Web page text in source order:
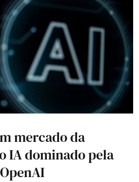
mercado da
IA dominado pela